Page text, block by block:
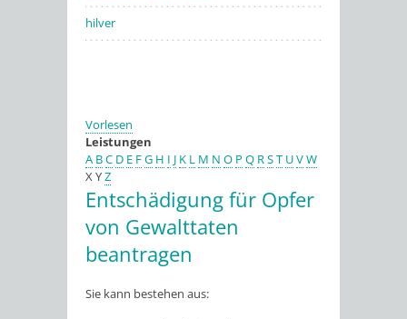
hilver
Vorlesen
Leistungen
A BC D E FG H I J K L M N O P Q RST UVW
XYZ
Entschädigung für Opfer
von Gewalttaten
beantragen
Sie kann bestehen aus: